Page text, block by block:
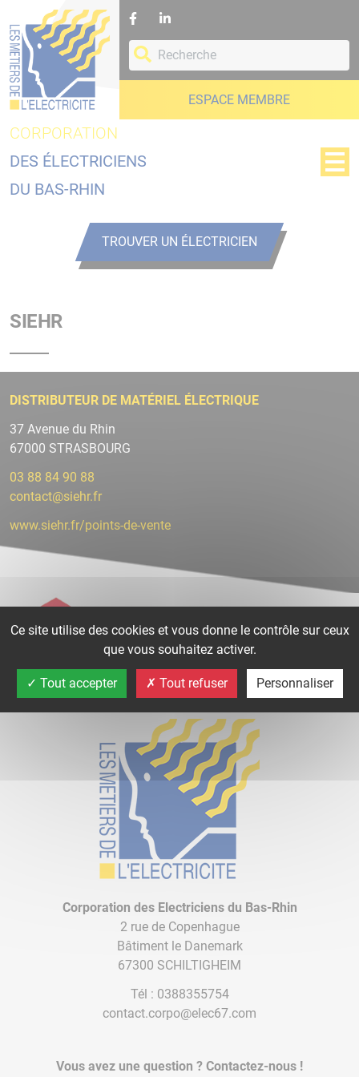
ESPACE MEMBRE
CORPORATION
DES ÉLECTRICIENS
DU BAS-RHIN
TROUVER UN ÉLECTRICIEN
SIEHR
DISTRIBUTEUR DE MATÉRIEL ÉLECTRIQUE
37 Avenue du Rhin
67000 STRASBOURG
03 88 84 90 88
contact@siehr.fr
www.siehr.fr/points-de-vente
Corporation des Electriciens du Bas-Rhin
2 rue de Copenhague
Bâtiment le Danemark
67300 SCHILTIGHEIM
Tél : 0388355754
contact.corpo@elec67.com
Vous avez une question ? Contactez-nous !
Panneau de gestion des cookies
Ce site utilise des cookies et vous donne le contrôle sur ceux
que vous souhaitez activer.
Tout accepter Tout refuser Personnaliser